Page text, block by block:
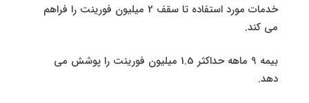
خدمات مورد استفاده تا سقف 2 میلیون فورینت را فراهم
می کند.
بیمه 9 ماهه حداکثر 1.5 میلیون فورینت را پوشش می
دهد.